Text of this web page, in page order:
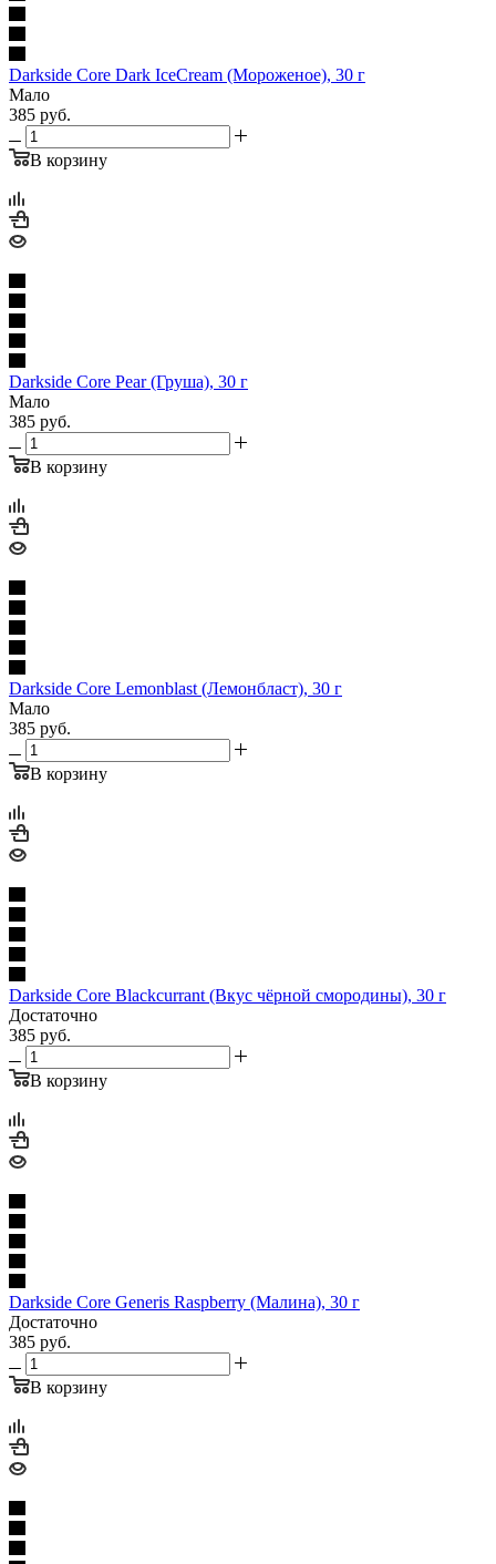
Darkside Core Dark IceCream (Мороженое), 30 г
Мало
385 руб.
В корзину
Darkside Core Pear (Груша), 30 г
Мало
385 руб.
В корзину
Darkside Core Lemonblast (Лемонбласт), 30 г
Мало
385 руб.
В корзину
Darkside Core Blackcurrant (Вкус чёрной смородины), 30 г
Достаточно
385 руб.
В корзину
Darkside Core Generis Raspberry (Малина), 30 г
Достаточно
385 руб.
В корзину